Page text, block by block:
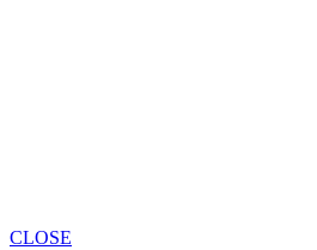
CLOSE